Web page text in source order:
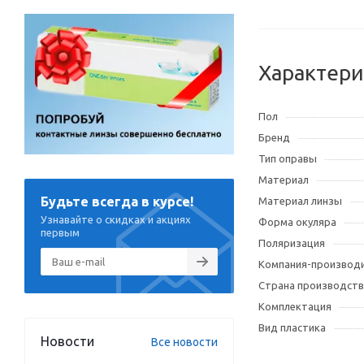
Пол
Бренд
Тип оправы
Материал
Материал линзы
Форма окуляра
Поляризация
Компания-
Страна
Комплектация
Вид пластика
Будьте всегда в курсе!
Узнавайте о скидках и акциях
первым
Новости Все новости